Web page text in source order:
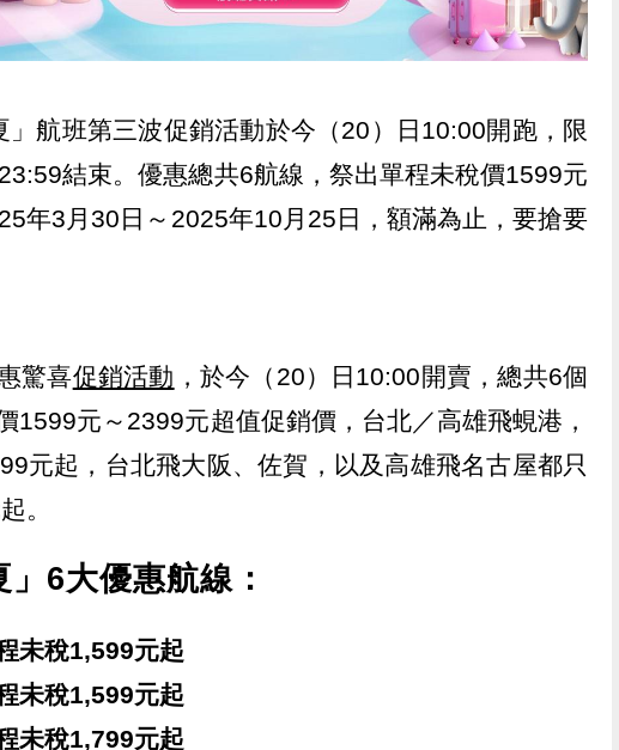
」航班第三波促銷活動於今（20）日10:00開跑，限
結束。優惠總共6航線，祭出單程未稅價1599元
年3月30日～2025年10月25日，額滿為止，要搶要
驚喜促銷活動 ，於今（20）日10:00開賣，總共6個
1599元～2399元超值促銷價，台北／高雄飛蜆港，
元起，台北飛大阪、佐賀，以及高雄飛名古屋都只
。
6大優惠航線：
未稅1,599元起
未稅1,599元起
未稅1,799元起